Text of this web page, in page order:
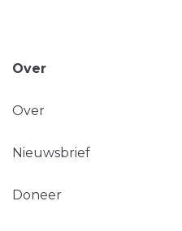
Over
Over
Nieuwsbrief
Doneer